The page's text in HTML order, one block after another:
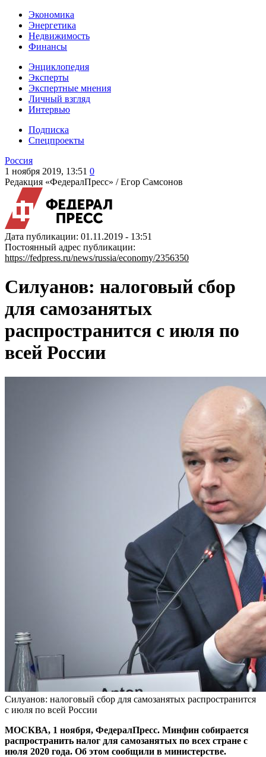
Экономика
Энергетика
Недвижимость
Финансы
Энциклопедия
Эксперты
Экспертные мнения
Личный взгляд
Интервью
Подписка
Спецпроекты
Россия
1 ноября 2019, 13:51 0
Редакция «ФедералПресс» /Егор Самсонов
Дата публикации: 01.11.2019 - 13:51
Постоянный адрес публикации:
https://fedpress.ru/news/russia/economy/2356350
Силуанов: налоговый сбор
для самозанятых
распространится с июля по
всей России
Силуанов: налоговый сбор для самозанятых распространится
с июля по всей России
МОСКВА, 1 ноября, ФедералПресс. Минфин собирается
распространить налог для самозанятых по всех стране с
июля 2020 года. Об этом сообщили в министерстве.